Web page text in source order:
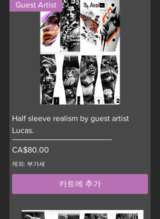
Guest Artist
Half sleeve realism by guest artist
Lucas.
가격
CA$80.00
제외: 부가세
카트에 추가